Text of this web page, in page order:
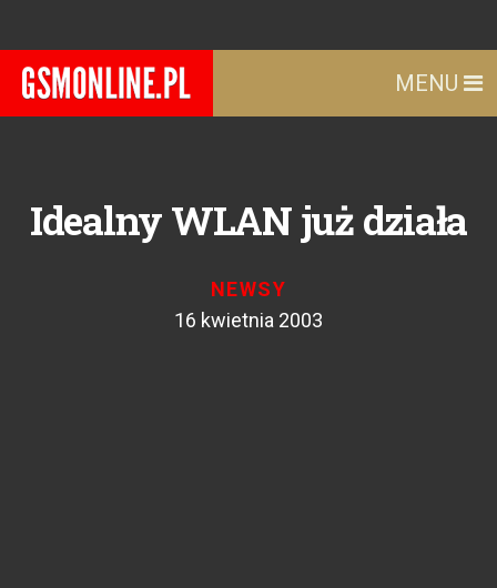
MENU
Idealny WLAN już działa
NEWSY
16 kwietnia 2003